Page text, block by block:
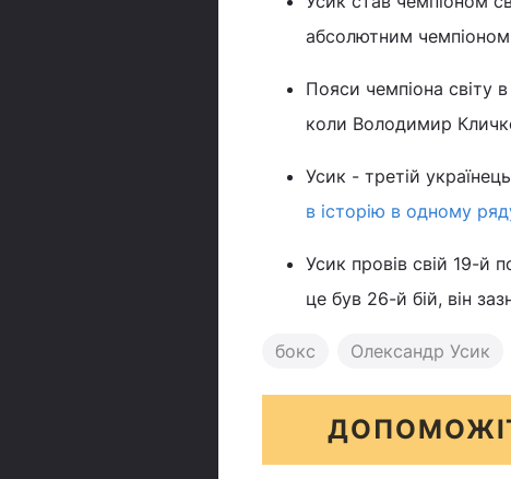
абсолютним чемпіоном
Пояси чемпіона світу
коли Володимир
Усик - третій
в історію в одному
Усик провів свій 19-й
це був 26-й бій, він
бокс Олександр Усик